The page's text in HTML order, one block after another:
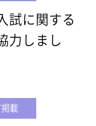
試に関する
力しまし
載